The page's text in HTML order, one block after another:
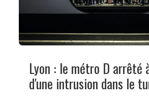
Lyon : le métro D arrêté
d'une intrusion dans le